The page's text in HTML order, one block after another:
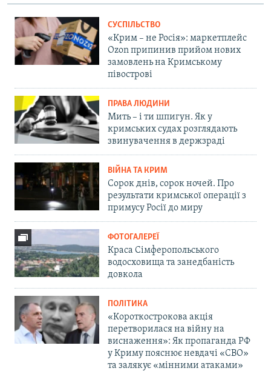
СУСПІЛЬСТВО
«Крим – не Росія»: маркетплейс
Ozon припинив прийом нових
замовлень на Кримському
півострові
ПРАВА ЛЮДИНИ
Мить – і ти шпигун. Як у
кримських судах розглядають
звинувачення в держзраді
ВІЙНА ТА КРИМ
Сорок днів, сорок ночей. Про
результати кримської операції з
примусу Росії до миру
ФОТОГАЛЕРЕЇ
Краса Сімферопольського
водосховища та занедбаність
довкола
ПОЛІТИКА
«Короткострокова акція
перетворилася на війну на
виснаження»: Як пропаганда РФ
у Криму пояснює невдачі «СВО»
та залякує «мінними атаками»